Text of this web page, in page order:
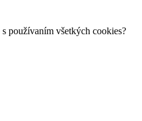
používaním všetkých cookies?